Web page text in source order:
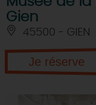
Gien
45500 - GIEN
Je réserve